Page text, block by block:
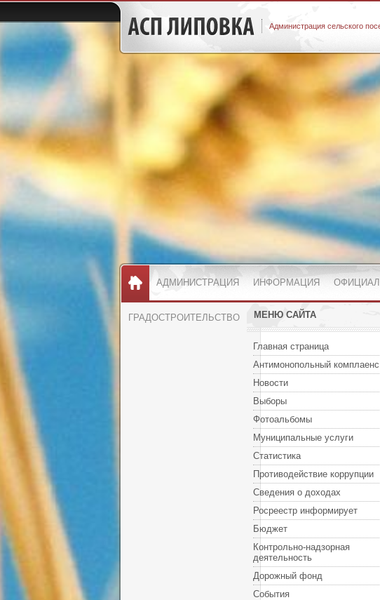
Администрация сельского
АДМИНИСТРАЦИЯ ИНФОРМАЦИЯ
ГРАДОСТРОИТЕЛЬСТВО МЕНЮ САЙТА
Главная страница
Антимонопольный комплаенс
Новости
Выборы
Фотоальбомы
Муниципальные услуги
Статистика
Противодействие коррупции
Сведения о доходах
Росреестр информирует
Бюджет
Контрольно-надзорная
деятельность
Дорожный фонд
События